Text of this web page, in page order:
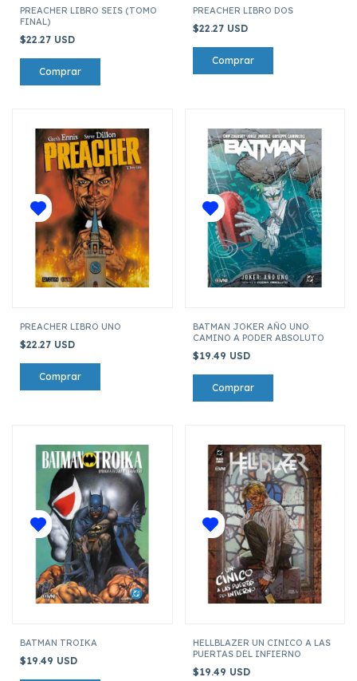
PREACHER LIBRO SEIS (TOMO
FINAL)
$22.27 USD
PREACHER LIBRO DOS
$22.27 USD
PREACHER LIBRO UNO
$22.27 USD
BATMAN JOKER AÑO UNO
CAMINO A PODER ABSOLUTO
$19.49 USD
BATMAN TROIKA
$19.49 USD
HELLBLAZER UN CINICO A LAS
PUERTAS DEL INFIERNO
$19.49 USD